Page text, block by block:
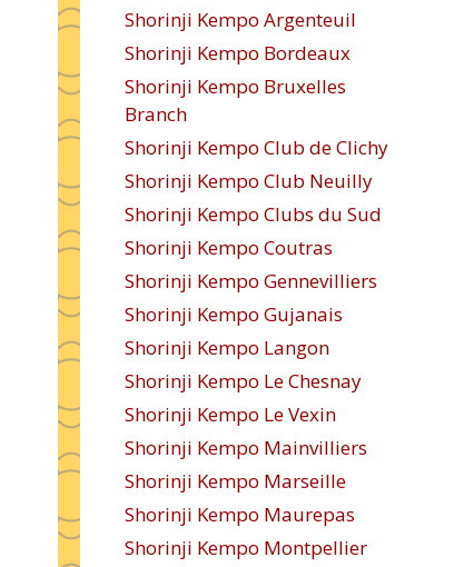
Shorinji Kempo Argenteuil
Shorinji Kempo Bordeaux
Shorinji Kempo Bruxelles
Branch
Shorinji Kempo Club de Clichy
Shorinji Kempo Club Neuilly
Shorinji Kempo Clubs du Sud
Shorinji Kempo Coutras
Shorinji Kempo Gennevilliers
Shorinji Kempo Gujanais
Shorinji Kempo Langon
Shorinji Kempo Le Chesnay
Shorinji Kempo Le Vexin
Shorinji Kempo Mainvilliers
Shorinji Kempo Marseille
Shorinji Kempo Maurepas
Shorinji Kempo Montpellier